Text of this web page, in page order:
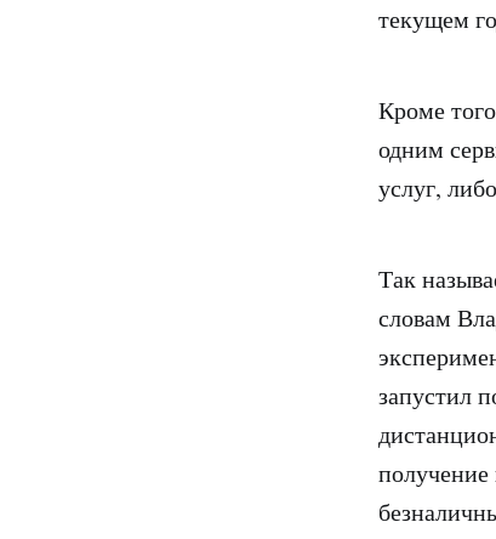
текущем
Кроме
одним
услуг,
Так
словам
запустил